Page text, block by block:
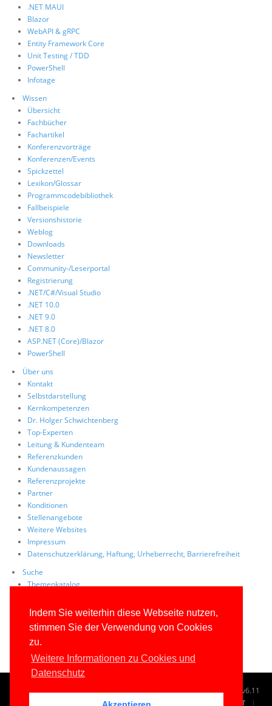
Indem Sie weiterhin diese Webseite nutzen,
stimmen Sie der Verwendung von Cookies
zu.
Weitere Informationen zu Cookies und
Datenschutz
.NET MAUI
Blazor
WebAPI & gRPC
Entity Framework Core
Unit Testing / TDD
PowerShell
Infotage
Wissen
Übersicht
Fachbücher
Fachartikel
Konferenzvorträge
Konferenzen/Events
Spickzettel
Lexikon/Glossar
Programmcodebibliothek
Fallbeispiele
Versionshistorie
Weblog
Downloads
Newsletter
Community-/Leserportal
Registrierung
.NET/C#/Visual Studio
.NET 10.0
.NET 9.0
.NET 8.0
ASP.NET (Core)/Blazor
PowerShell
Über uns
Kontakt
Selbstdarstellung
Kernkompetenzen
Dr. Holger Schwichtenberg
Top-Experten
Leitung & Kundenteam
Referenzkunden
Kundenaussagen
Referenzprojekte
Partner
Konditionen
Stellenangebote
Weitere Websites
Impressum
Datenschutzerklärung, Haftung, Urheberrecht, Barrierefreiheit
Suche
Themenkatalog
Volltextsuche
FAQs
© 1996-2026www.IT-Visions.de-Dr. Holger Schwichtenberg v6.11
TAG CLOUD KONTAKT